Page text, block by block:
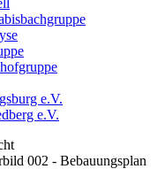
e.V.
e.V.